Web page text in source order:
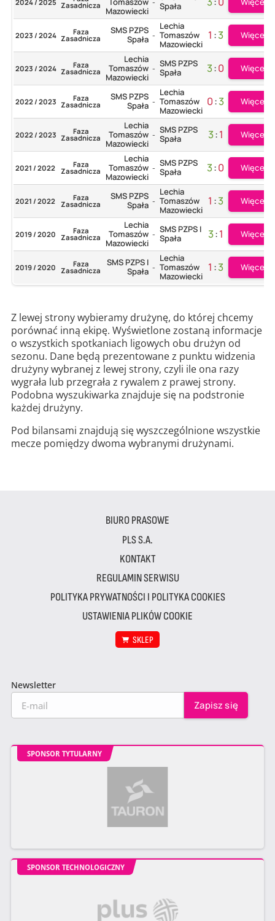
2024 / 2025 Zasadnicza
Mazowiecki
- Spała
2023 / 2024 Faza
Zasadnicza
SMS PZPS
Spała -
Lechia
Tomaszów
Mazowiecki
1 :3 Więcej
2023 / 2024 Faza
Zasadnicza
Lechia
Tomaszów
Mazowiecki
- SMS PZPS
Spała
3:0 Więcej
2022 / 2023 Faza
Zasadnicza
SMS PZPS
Spała -
Lechia
Tomaszów
Mazowiecki
0:3 Więcej
2022 / 2023 Faza
Zasadnicza
Lechia
Tomaszów
Mazowiecki
- SMS PZPS
Spała
3:1 Więcej
2021 / 2022 Faza
Zasadnicza
Lechia
Tomaszów
Mazowiecki
- SMS PZPS
Spała
3:0 Więcej
2021 / 2022 Faza
Zasadnicza
SMS PZPS
Spała -
Lechia
Tomaszów
Mazowiecki
1 :3 Więcej
2019 / 2020 Faza
Zasadnicza
Lechia
Tomaszów
Mazowiecki
- SMS PZPS I
Spała
3:1 Więcej
2019 / 2020 Faza
Zasadnicza
SMS PZPS I
Spała -
Lechia
Tomaszów
Mazowiecki
1 :3 Więcej
Z lewej strony wybieramy drużynę, do której chcemy
porównać inną ekipę. Wyświetlone zostaną informacje
o wszystkich spotkaniach ligowych obu drużyn od
sezonu. Dane będą prezentowane z punktu widzenia
drużyny wybranej z lewej strony, czyli ile ona razy
wygrała lub przegrała z rywalem z prawej strony.
Podobna wyszukiwarka znajduje się na podstronie
każdej drużyny.
Pod bilansami znajdują się wyszczególnione wszystkie
mecze pomiędzy dwoma wybranymi drużynami.
BIURO PRASOWE
PLS S.A.
KONTAKT
REGULAMIN SERWISU
POLITYKA PRYWATNOŚCI I POLITYKA COOKIES
USTAWIENIA PLIKÓW COOKIE
SKLEP
Newsletter
SPONSOR TYTULARNY
SPONSOR TECHNOLOGICZNY